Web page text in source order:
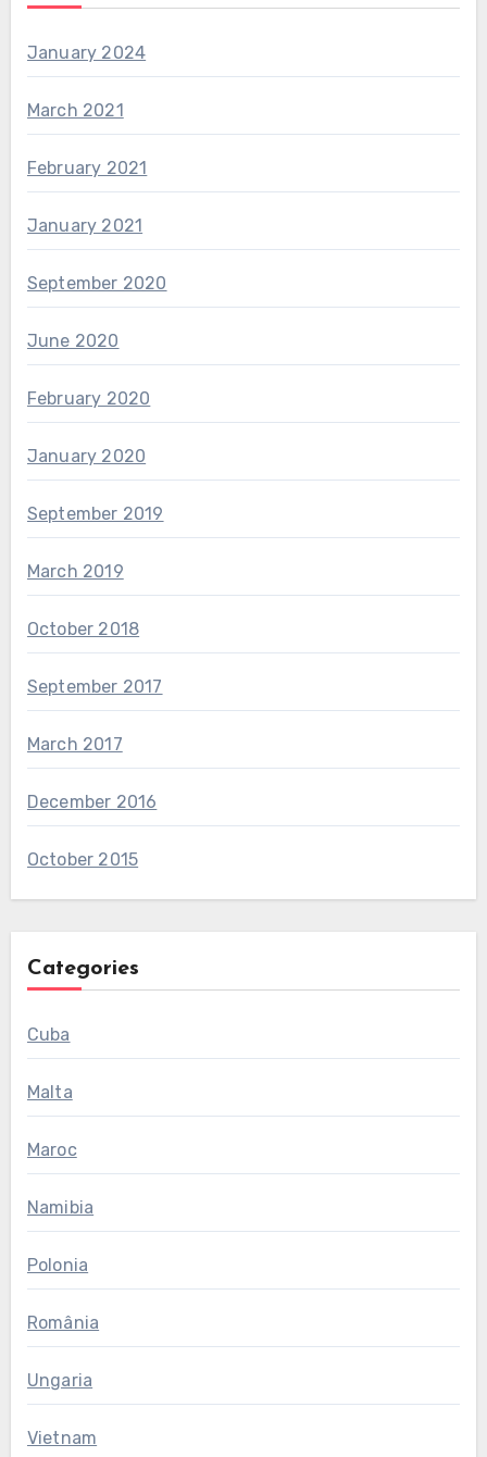
January 2024
March 2021
February 2021
January 2021
September 2020
June 2020
February 2020
January 2020
September 2019
March 2019
October 2018
September 2017
March 2017
December 2016
October 2015
Categories
Cuba
Malta
Maroc
Namibia
Polonia
România
Ungaria
Vietnam